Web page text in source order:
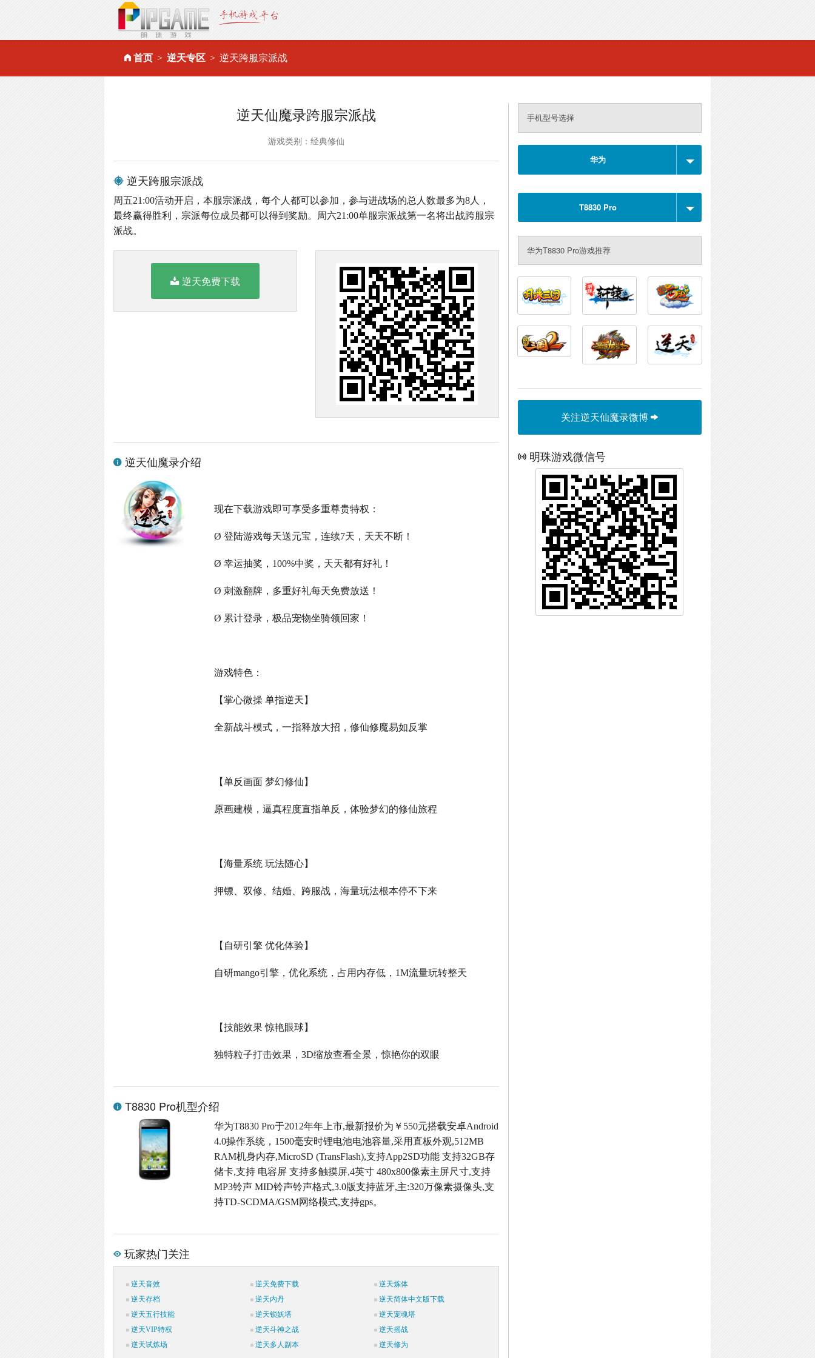
首页 逆天专区 逆天跨服宗派战
逆天仙魔录跨服宗派战
游戏类别：经典修仙
逆天跨服宗派战
周五21:00活动开启，本服宗派战，每个人都可以参加，参与进战场的总人数最多为8人，
最终赢得胜利，宗派每位成员都可以得到奖励。周六21:00单服宗派战第一名将出战跨服宗
派战。
逆天免费下载
逆天仙魔录介绍
现在下载游戏即可享受多重尊贵特权：
Ø 登陆游戏每天送元宝，连续7天，天天不断！
Ø 幸运抽奖，100%中奖，天天都有好礼！
Ø 刺激翻牌，多重好礼每天免费放送！
Ø 累计登录，极品宠物坐骑领回家！
游戏特色：
【掌心微操 单指逆天】
全新战斗模式，一指释放大招，修仙修魔易如反掌
【单反画面 梦幻修仙】
原画建模，逼真程度直指单反，体验梦幻的修仙旅程
【海量系统 玩法随心】
押镖、双修、结婚、跨服战，海量玩法根本停不下来
【自研引擎 优化体验】
自研mango引擎，优化系统，占用内存低， 1M流量玩转整天
【技能效果 惊艳眼球】
独特粒子打击效果，3D缩放查看全景，惊艳你的双眼
T8830 Pro机型介绍
华为T8830 Pro于2012年年上市,最新报价为￥550元搭载安卓Android
4.0操作系统，1500毫安时锂电池电池容量,采用直板外观,512MB
RAM机身内存,MicroSD (TransFlash),支持App2SD功能 支持32GB存
储卡,支持 电容屏 支持多触摸屏,4英寸 480x800像素主屏尺寸,支持
MP3铃声 MID铃声铃声格式,3.0版支持蓝牙,主:320万像素摄像头,支
持TD-SCDMA/GSM网络模式,支持gps。
玩家热门关注
逆天音效 逆天免费下载
逆天炼体
逆天存档
逆天内丹
逆天简体中文版下载
逆天五行技能
逆天锁妖塔
逆天宠魂塔
逆天VIP特权
逆天斗神之战
逆天摇战
逆天试炼场
逆天多人副本 逆天修为
手机型号选择
华为
T8830 Pro
华为T8830 Pro游戏推荐
关注逆天仙魔录微博
明珠游戏微信号